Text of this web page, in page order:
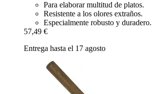
Para elaborar multitud de platos.
Resistente a los olores extraños.
Especialmente robusto y duradero.
57,49 €
Entrega hasta el 17 agosto